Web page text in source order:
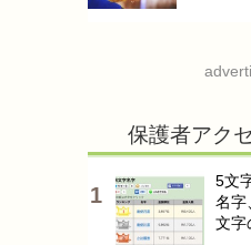
保護者アク
5文
名字
文字